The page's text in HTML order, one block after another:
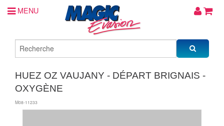
MENU
HUEZ OZ VAUJANY - DÉPART BRIGNAIS -
OXYGÈNE
M08-11233